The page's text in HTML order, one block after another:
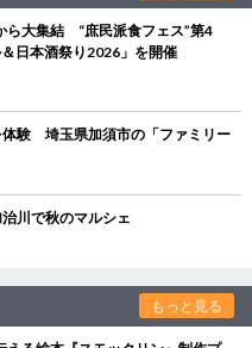
ら大集結 “庶民派食フェス”第4
日本酒祭り2026」を開催
体験 埼玉県加須市の「ファミリー
川で秋のマルシェ
もっと見る